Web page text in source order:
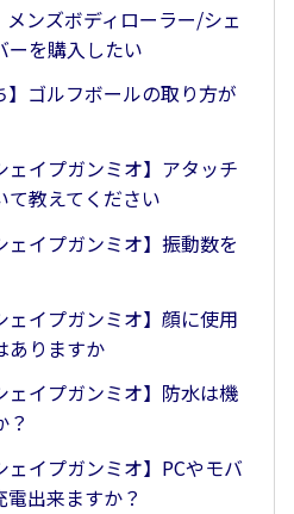
ンズボディローラー/シェ
ーを購入したい
】ゴルフボールの取り方が
ェイプガンミオ】アタッチ
て教えてください
ェイプガンミオ】振動数を
ェイプガンミオ】顔に使用
ありますか
ェイプガンミオ】防水は機
？
ェイプガンミオ】PCやモバ
出来ますか？